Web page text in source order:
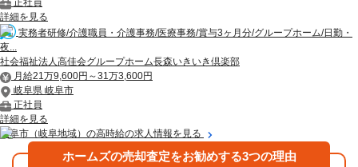
正社員
詳細を見る
実務者研修/介護職員・介護事務/医療事務/賞与3ヶ月分/グループホーム/日勤・
夜...
社会福祉法人高佳会グループホーム長森いきいき倶楽部
月給21万9,600円～31万3,600円
岐阜県 岐阜市
正社員
詳細を見る
岐阜市（岐阜地域）の高時給の求人情報を見る
ホームズの売却査定をお勧めする3つの理由